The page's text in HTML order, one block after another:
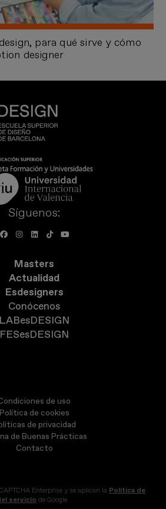
para qué sirve y cómo
designer
Síguenos:
Masters
Actualidad
Esdesigners
Conócenos
LABesDESIGN
FESesDESIGN
de uso
Política de cookies
de privacidad
de Buenas Prácticas
Contacto
Enterprise y se aplican la Política de
servicio de Google.